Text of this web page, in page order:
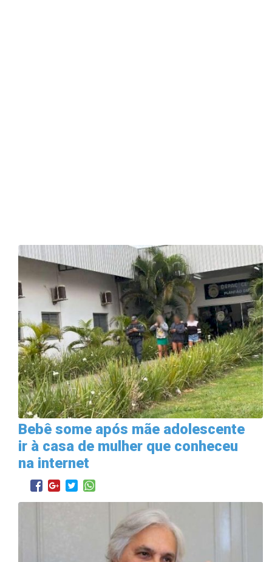
Bebê some após mãe adolescente
ir à casa de mulher que conheceu
na internet